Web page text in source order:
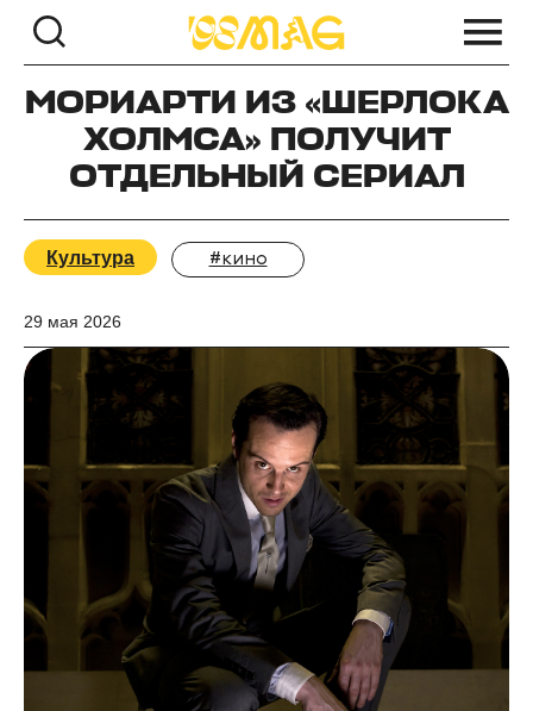
МОРИАРТИ ИЗ «ШЕРЛОКА
ХОЛМСА» ПОЛУЧИТ
ОТДЕЛЬНЫЙ СЕРИАЛ
Культура #кино
29 мая 2026